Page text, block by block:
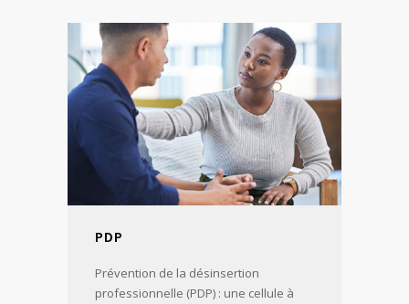
PDP
Prévention de la désinsertion
professionnelle (PDP) : une cellule à